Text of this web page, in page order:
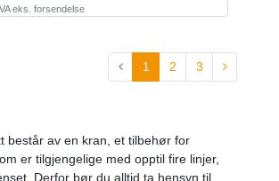
eks. forsendelse
1 2 3
består av en kran, et tilbehør for
er tilgjengelige med opptil fire linjer,
Derfor bør du alltid ta hensyn til